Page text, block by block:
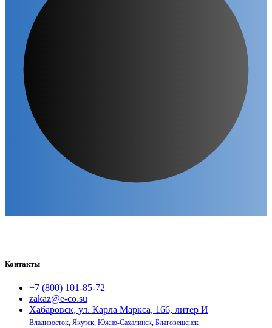
Контакты
+7 (800) 101-85-72
zakaz@e-co.su
Хабаровск, ул. Карла Маркса, 166, литер И
Владивосток, Якутск, Южно-Сахалинск, Благовещенск